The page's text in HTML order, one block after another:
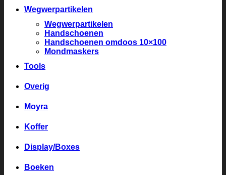
Wegwerpartikelen
Wegwerpartikelen
Handschoenen
Handschoenen omdoos 10×100
Mondmaskers
Tools
Overig
Moyra
Koffer
Display/Boxes
Boeken